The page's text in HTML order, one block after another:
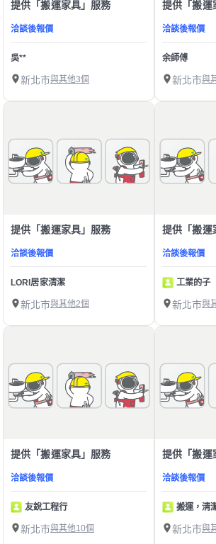
提供「搬運家具」服務
洽談後報價
吳**
新北市與其他3個
提供「搬運
洽談後報價
余師傅
新北市與
提供「搬運家具」服務
洽談後報價
LORI居家清潔
新北市與其他2個
提供「搬運
洽談後報價
工業的子
新北市與
提供「搬運家具」服務
洽談後報價
友銳工程行
新北市與其他10個
提供「搬運
洽談後報價
搬運，清
新北市與